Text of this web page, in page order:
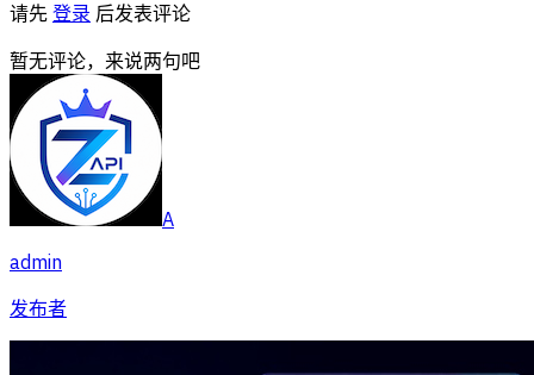
请先 登录 后发表评论
暂无评论，来说两句吧
A
admin
发布者